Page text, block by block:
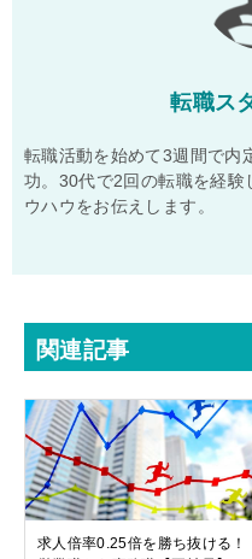
転職ス
転職活動を始めて3週間で内
功。30代で2回の転職を経験
ウハウをお伝えします。
関連記事
求人倍率0.25倍を勝ち抜ける！